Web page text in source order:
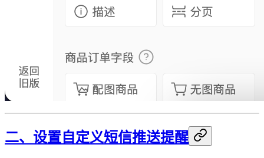
二、设置自定义短信推送提醒